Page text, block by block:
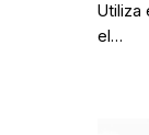
Utiliza
el…